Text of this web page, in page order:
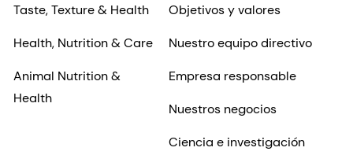
J. Bauer, N.W. Milgram, Clinical Research
Department, dsm-firmenich Nutritional
Taste, Texture & Health
Health, Nutrition & Care
Animal Nutrition &
Health
Objetivos y valores
Nuestro equipo directivo
Empresa responsable
Nuestros negocios
Ciencia e investigación